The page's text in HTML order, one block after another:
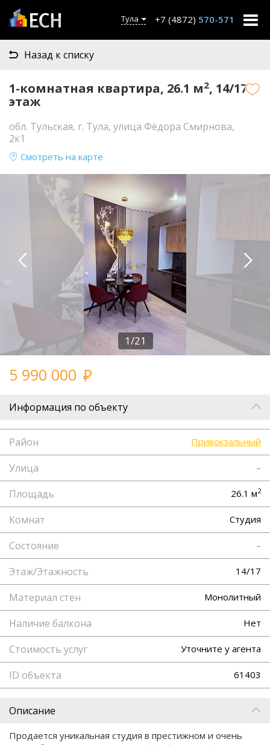
Тула +7 (4872) 570-571
Назад к списку
1-комнатная квартира, 26.1 м2, 14/17
этаж
обл. Тульская, г. Тула, улица Фёдора Смирнова,
2к1
Смотреть на карте
1/21
5 990 000
Информация по объекту
Район Привокзальный
Улица –
Площадь 26.1 м2
Комнат Студия
Состояние –
Этаж/Этажность 14/17
Материал стен Монолитный
Наличие балкона Нет
Стоимость услуг Уточните у агента
ID объекта 61403
Описание
Продается уникальная студия в престижном и очень